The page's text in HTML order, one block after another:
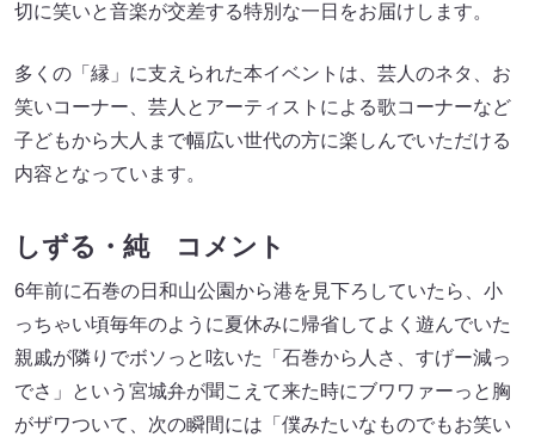
切に笑いと音楽が交差する特別な一日をお届けします。
多くの「縁」に支えられた本イベントは、芸人のネタ、お
笑いコーナー、芸人とアーティストによる歌コーナーなど
子どもから大人まで幅広い世代の方に楽しんでいただける
内容となっています。
しずる・純 コメント
6年前に石巻の日和山公園から港を見下ろしていたら、小
っちゃい頃毎年のように夏休みに帰省してよく遊んでいた
親戚が隣りでボソっと呟いた「石巻から人さ、すげー減っ
でさ」という宮城弁が聞こえて来た時にブワワァーっと胸
がザワついて、次の瞬間には「僕みたいなものでもお笑い